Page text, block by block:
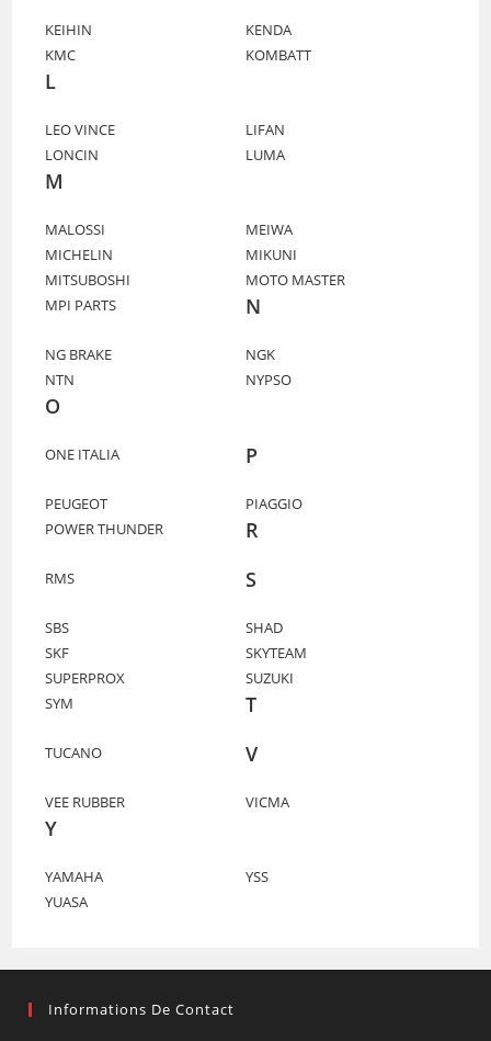
KEIHIN
KENDA
KMC
KOMBATT
L
LEO VINCE
LIFAN
LONCIN
LUMA
M
MALOSSI
MEIWA
MICHELIN
MIKUNI
MITSUBOSHI
MOTO MASTER
MPI PARTS
N
NG BRAKE
NGK
NTN
NYPSO
O
ONE ITALIA P
PEUGEOT
PIAGGIO
POWER THUNDER
R
RMS S
SBS
SHAD
SKF
SKYTEAM
SUPERPROX
SUZUKI
SYM
T
TUCANO V
VEE RUBBER VICMA
Y
YAMAHA
YSS
YUASA
Informations De Contact